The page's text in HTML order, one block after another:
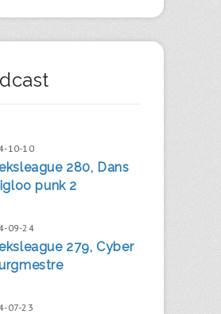
10-10
280, Dans
punk 2
09-24
279, Cyber
07-23